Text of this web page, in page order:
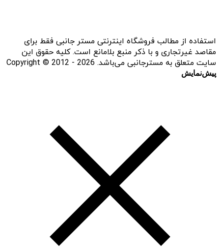
استفاده از مطالب فروشگاه اینترنتی مستر جانبی فقط برای
مقاصد غیرتجاری و با ذکر منبع بلامانع است. کلیه حقوق این
سایت متعلق به مسترجانبی می‌باشد. Copyright © 2012 - 2026
پیش‌نمایش